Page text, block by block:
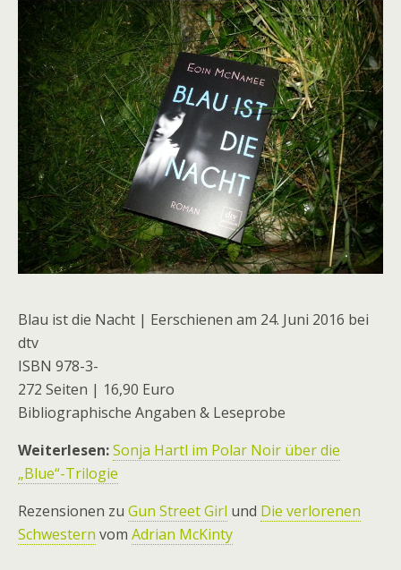
Blau ist die Nacht | Eerschienen am 24. Juni 2016 bei
dtv
ISBN 978-3-
272 Seiten | 16,90 Euro
Bibliographische Angaben & Leseprobe
Weiterlesen:Sonja Hartl im Polar Noir über die
„Blue“-Trilogie
Rezensionen zu Gun Street Girl und Die verlorenen
Schwestern vom Adrian McKinty